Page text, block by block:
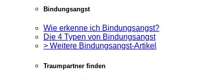
Bindungsangst
Wie erkenne ich Bindungsangst?
Die 4 Typen von Bindungsangst
> Weitere Bindungsangst-Artikel
Traumpartner finden